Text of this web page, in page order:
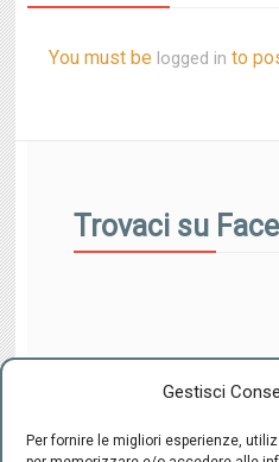
Gestisci
Per fornire le migliori esperienze,
You must be logged in to
Trovaci su